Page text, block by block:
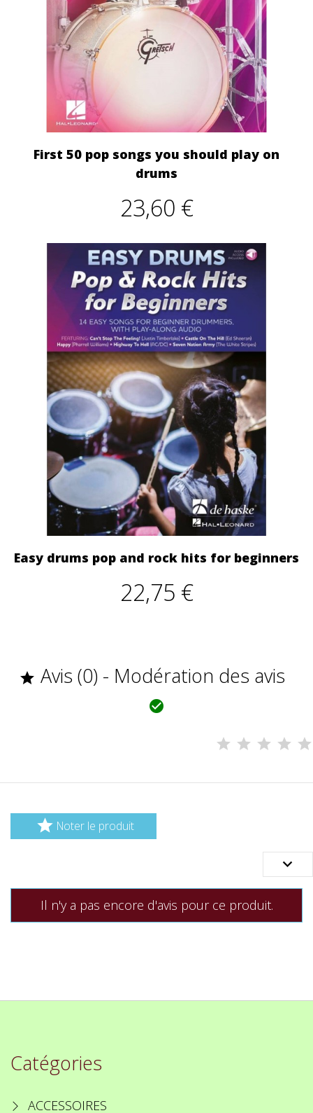
First 50 pop songs you should play on
drums
23,60 €
Easy drums pop and rock hits for beginners
22,75 €
 Avis (0) - Modération des avis

 Noter le produit

Il n'y a pas encore d'avis pour ce produit.
Catégories
ACCESSOIRES